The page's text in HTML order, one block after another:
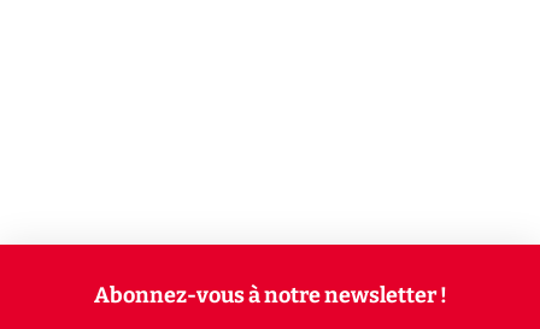
Abonnez-vous à notre newsletter !